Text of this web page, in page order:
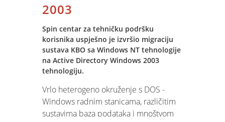
2003
Spin centar za tehničku podršku
korisnika uspješno je izvršio migraciju
sustava KBO sa Windows NT tehnologije
na Active Directory Windows 2003
tehnologiju.
Vrlo heterogeno okruženje s DOS -
Windows radnim stanicama, različitim
sustavima baza podataka i mnoštvom